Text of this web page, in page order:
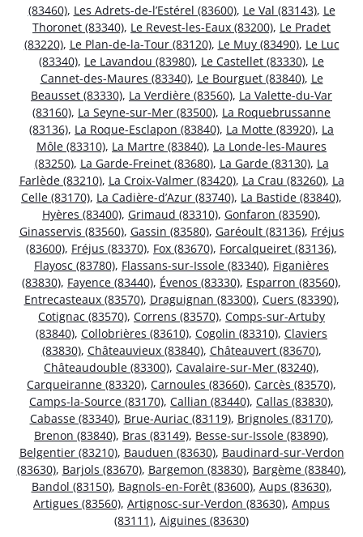
(83460), Les Adrets-de-l’Estérel (83600), Le Val (83143), Le
Thoronet (83340), Le Revest-les-Eaux (83200), Le Pradet
(83220), Le Plan-de-la-Tour (83120), Le Muy (83490), Le Luc
(83340), Le Lavandou (83980), Le Castellet (83330), Le
Cannet-des-Maures (83340), Le Bourguet (83840), Le
Beausset (83330), La Verdière (83560), La Valette-du-Var
(83160), La Seyne-sur-Mer (83500), La Roquebrussanne
(83136), La Roque-Esclapon (83840), La Motte (83920), La
Môle (83310), La Martre (83840), La Londe-les-Maures
(83250), La Garde-Freinet (83680), La Garde (83130), La
Farlède (83210), La Croix-Valmer (83420), La Crau (83260), La
Celle (83170), La Cadière-d’Azur (83740), La Bastide (83840),
Hyères (83400), Grimaud (83310), Gonfaron (83590),
Ginasservis (83560), Gassin (83580), Garéoult (83136), Fréjus
(83600), Fréjus (83370), Fox (83670), Forcalqueiret (83136),
Flayosc (83780), Flassans-sur-Issole (83340), Figanières
(83830), Fayence (83440), Évenos (83330), Esparron (83560),
Entrecasteaux (83570), Draguignan (83300), Cuers (83390),
Cotignac (83570), Correns (83570), Comps-sur-Artuby
(83840), Collobrières (83610), Cogolin (83310), Claviers
(83830), Châteauvieux (83840), Châteauvert (83670),
Châteaudouble (83300), Cavalaire-sur-Mer (83240),
Carqueiranne (83320), Carnoules (83660), Carcès (83570),
Camps-la-Source (83170), Callian (83440), Callas (83830),
Cabasse (83340), Brue-Auriac (83119), Brignoles (83170),
Brenon (83840), Bras (83149), Besse-sur-Issole (83890),
Belgentier (83210), Bauduen (83630), Baudinard-sur-Verdon
(83630), Barjols (83670), Bargemon (83830), Bargème (83840),
Bandol (83150), Bagnols-en-Forêt (83600), Aups (83630),
Artigues (83560), Artignosc-sur-Verdon (83630), Ampus
(83111), Aiguines (83630)